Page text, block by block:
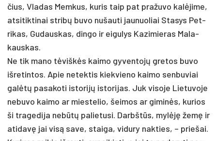
čius, Vla­das Memkus, ku­ris taip pat pra­žu­vo kalė­ji­me,
at­si­tik­ti­nai stribų bu­vo nu­šau­ti jau­nuo­liai Sta­sys Pet­
ri­kas, Gu­daus­kas, din­go ir ei­gu­lys Ka­zi­mie­ras Ma­la­
kaus­kas.
Ne tik ma­no tėviškės kai­mo gy­ven­tojų gre­tos bu­vo
iš­re­tin­tos. Apie ne­tek­tis kiek­vie­no kai­mo sen­bu­viai
galėtų pa­sa­ko­ti is­to­rijų is­to­ri­jas. Juk vi­so­je Lie­tu­vo­je
ne­bu­vo kai­mo ar mies­te­lio, šei­mos ar gi­minės, ku­rios
ši tra­ge­di­ja ne­būtų pa­lie­tu­si. Darbštūs, mylėję žemę ir
ati­davę jai visą sa­ve, stai­ga, vi­du­ry nak­ties, – prie­šai.